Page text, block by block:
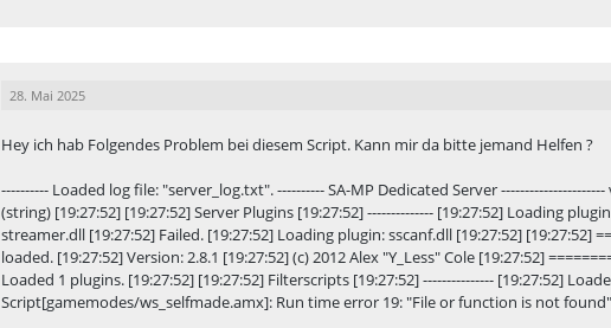
28. Mai 2025
Hey ich hab Folgendes Problem bei diesem Script. Kann mir da bitte jemand Helfen ?
---------- Loaded log file: "server_log.txt". ---------- SA-MP Dedicated Server
(string) [19:27:52] [19:27:52] Server Plugins [19:27:52] -------------- [19:27:52] Loading
streamer.dll [19:27:52] Failed. [19:27:52] Loading plugin: sscanf.dll [19:27:52] [19:27:52]
loaded. [19:27:52] Version: 2.8.1 [19:27:52] (c) 2012 Alex "Y_Less" Cole [19:27:52]
Loaded 1 plugins. [19:27:52] [19:27:52] Filterscripts [19:27:52] --------------- [19:27:52]
Script[gamemodes/ws_selfmade.amx]: Run time error 19: "File or function is not